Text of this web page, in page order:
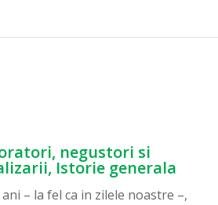
negustori si
Istorie generala
– la fel ca in zilele noastre –,